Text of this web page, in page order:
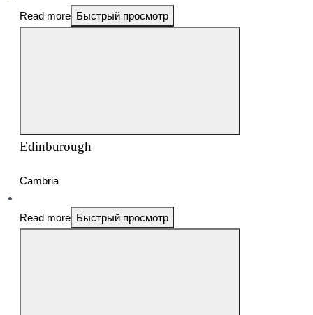
Read more Быстрый просмотр
Edinburough
Cambria
Read more Быстрый просмотр